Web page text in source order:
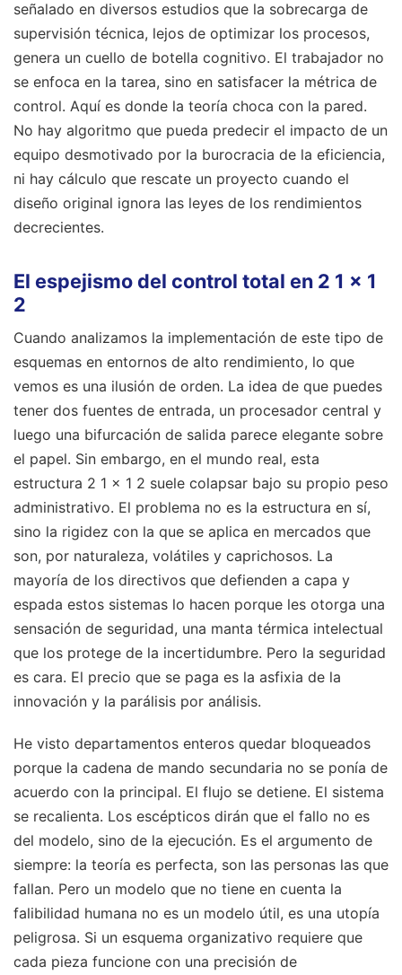
señalado en diversos estudios que la sobrecarga de
supervisión técnica, lejos de optimizar los procesos,
genera un cuello de botella cognitivo. El trabajador no
se enfoca en la tarea, sino en satisfacer la métrica de
control. Aquí es donde la teoría choca con la pared.
No hay algoritmo que pueda predecir el impacto de un
equipo desmotivado por la burocracia de la eficiencia,
ni hay cálculo que rescate un proyecto cuando el
diseño original ignora las leyes de los rendimientos
decrecientes.
El espejismo del control total en 2 1 x 1
2
Cuando analizamos la implementación de este tipo de
esquemas en entornos de alto rendimiento, lo que
vemos es una ilusión de orden. La idea de que puedes
tener dos fuentes de entrada, un procesador central y
luego una bifurcación de salida parece elegante sobre
el papel. Sin embargo, en el mundo real, esta
estructura 2 1 x 1 2 suele colapsar bajo su propio peso
administrativo. El problema no es la estructura en sí,
sino la rigidez con la que se aplica en mercados que
son, por naturaleza, volátiles y caprichosos. La
mayoría de los directivos que defienden a capa y
espada estos sistemas lo hacen porque les otorga una
sensación de seguridad, una manta térmica intelectual
que los protege de la incertidumbre. Pero la seguridad
es cara. El precio que se paga es la asfixia de la
innovación y la parálisis por análisis.
He visto departamentos enteros quedar bloqueados
porque la cadena de mando secundaria no se ponía de
acuerdo con la principal. El flujo se detiene. El sistema
se recalienta. Los escépticos dirán que el fallo no es
del modelo, sino de la ejecución. Es el argumento de
siempre: la teoría es perfecta, son las personas las que
fallan. Pero un modelo que no tiene en cuenta la
falibilidad humana no es un modelo útil, es una utopía
peligrosa. Si un esquema organizativo requiere que
cada pieza funcione con una precisión de